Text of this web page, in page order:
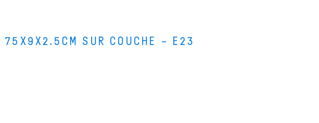
75X9X2.5CM SUR COUCHE – E23